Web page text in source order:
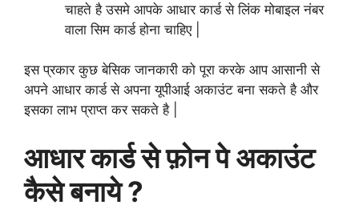
चाहते है उसमे आपके आधार कार्ड से लिंक मोबाइल नंबर
वाला सिम कार्ड होना चाहिए |
इस प्रकार कुछ बेसिक जानकारी को पूरा करके आप आसानी से
अपने आधार कार्ड से अपना यूपीआई अकाउंट बना सकते है और
इसका लाभ प्राप्त कर सकते है |
आधार कार्ड से फ़ोन पे अकाउंट
कैसे बनाये ?